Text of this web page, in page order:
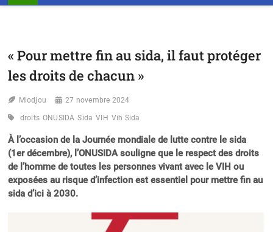
« Pour mettre fin au sida, il faut protéger
les droits de chacun »
Miodjou 27 novembre 2024
droits ONUSIDA Sida VIH Vih Sida
À l’occasion de la Journée mondiale de lutte contre le sida
(1er décembre), l’ONUSIDA souligne que le respect des droits
de l’homme de toutes les personnes vivant avec le VIH ou
exposées au risque d’infection est essentiel pour mettre fin au
sida d’ici à 2030.